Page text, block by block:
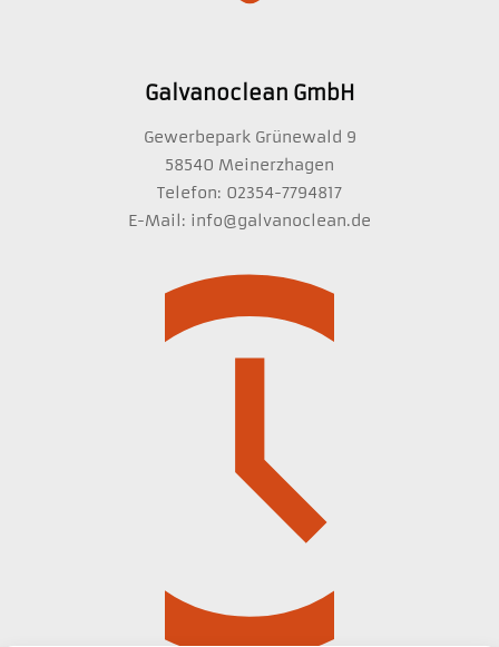
Galvanoclean GmbH
Gewerbepark Grünewald 9
58540 Meinerzhagen
Telefon: 02354-7794817
E-Mail: info@galvanoclean.de